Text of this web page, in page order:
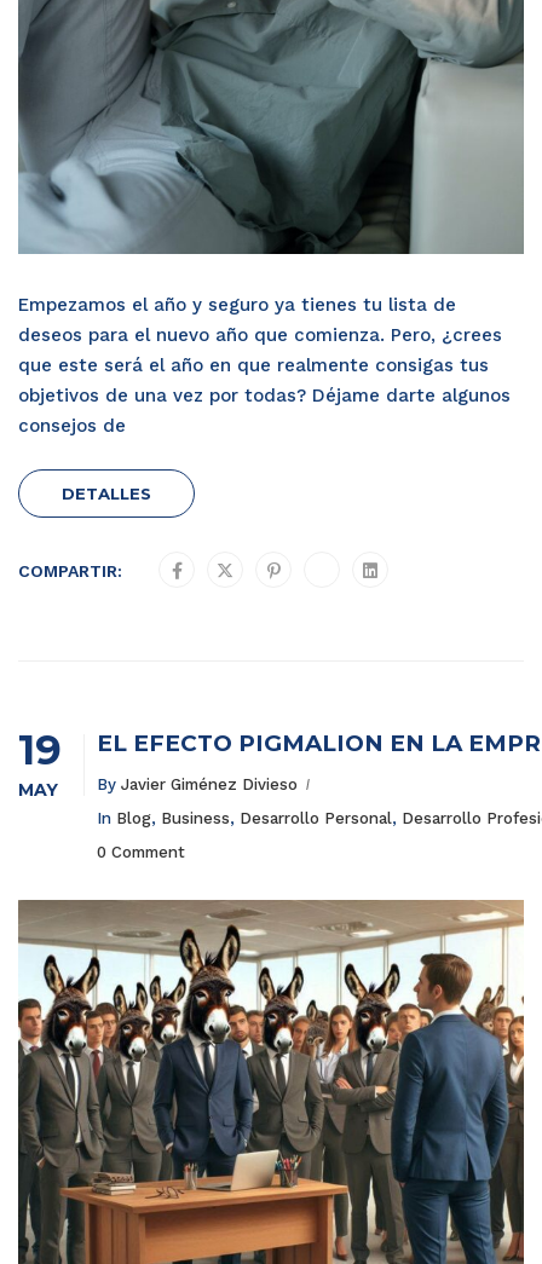
Empezamos el año y seguro ya tienes tu lista de
deseos para el nuevo año que comienza. Pero, ¿crees
que este será el año en que realmente consigas tus
objetivos de una vez por todas? Déjame darte algunos
consejos de
DETALLES
COMPARTIR:
19
MAY
EL EFECTO PIGMALIÓN EN LA
By Javier Giménez Divieso
In Blog, Business, Desarrollo Personal, Desarrollo
0 Comment